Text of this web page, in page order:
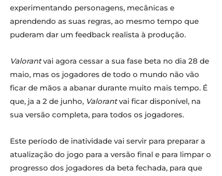
experimentando personagens, mecânicas e
aprendendo as suas regras, ao mesmo tempo que
puderam dar um feedback realista à produção.
Valorantvai agora cessar a sua fase beta no dia 28 de
maio, mas os jogadores de todo o mundo não vão
ficar de mãos a abanar durante muito mais tempo. É
que, ja a 2 de junho, Valorantvai ficar disponível, na
sua versão completa, para todos os jogadores.
Este período de inatividade vai servir para preparar a
atualização do jogo para a versão final e para limpar o
progresso dos jogadores da beta fechada, para que